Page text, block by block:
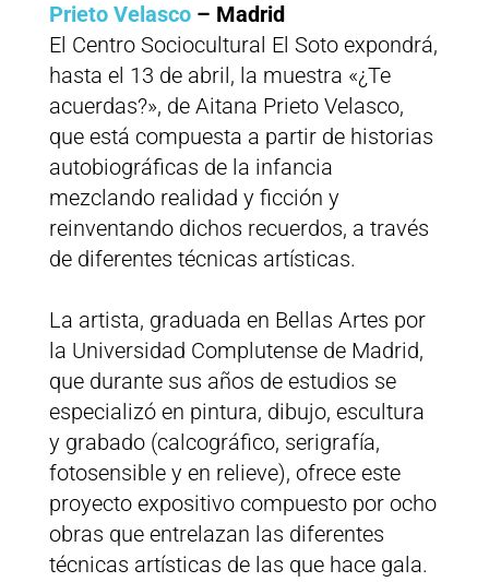
Prieto Velasco – Madrid
El Centro Sociocultural El Soto expondrá,
hasta el 13 de abril, la muestra «¿Te
acuerdas?», de Aitana Prieto Velasco,
que está compuesta a partir de historias
autobiográficas de la infancia
mezclando realidad y ficción y
reinventando dichos recuerdos, a través
de diferentes técnicas artísticas.
La artista, graduada en Bellas Artes por
la Universidad Complutense de Madrid,
que durante sus años de estudios se
especializó en pintura, dibujo, escultura
y grabado (calcográfico, serigrafía,
fotosensible y en relieve), ofrece este
proyecto expositivo compuesto por ocho
obras que entrelazan las diferentes
técnicas artísticas de las que hace gala.